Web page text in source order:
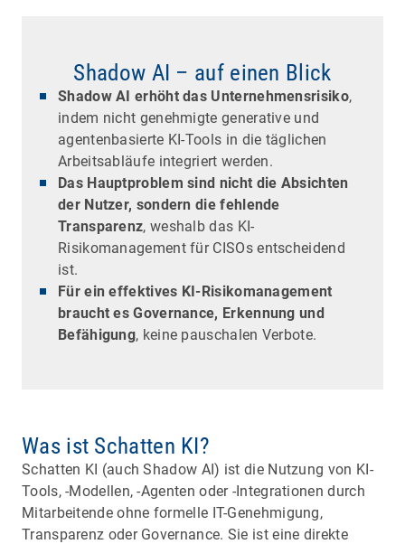
Shadow AI – auf einen Blick
Shadow AI erhöht das Unternehmensrisiko,
indem nicht genehmigte generative und
agentenbasierte KI-Tools in die täglichen
Arbeitsabläufe integriert werden.
Das Hauptproblem sind nicht die Absichten
der Nutzer, sondern die fehlende
Transparenz, weshalb das KI-
Risikomanagement für CISOs entscheidend
ist.
Für ein effektives KI-Risikomanagement
braucht es Governance, Erkennung und
Befähigung, keine pauschalen Verbote.
Was ist Schatten KI?
Schatten KI (auch Shadow AI) ist die Nutzung von KI-
Tools, -Modellen, -Agenten oder -Integrationen durch
Mitarbeitende ohne formelle IT-Genehmigung,
Transparenz oder Governance. Sie ist eine direkte